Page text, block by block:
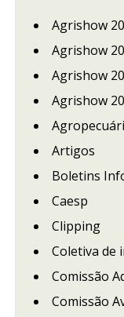
Agrishow
Agrishow
Agrishow
Agrishow
Artigos
Boletins
Caesp
Clipping
Coletiva de
Comissão
Comissão